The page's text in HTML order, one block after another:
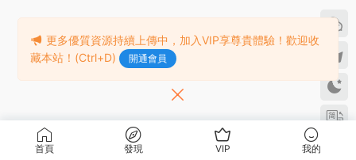
首頁 發現 VIP 我的
更多優質資源持續上傳中，加入VIP享尊貴體驗！歡迎收
藏本站！(Ctrl+D)
開通會員